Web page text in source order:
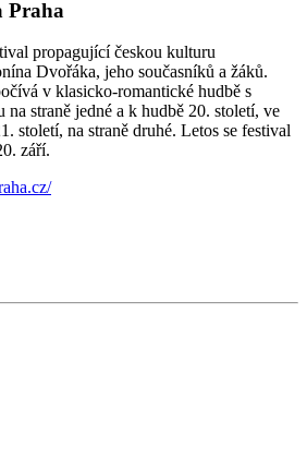
Praha
propagující českou kulturu
Dvořáka, jeho současníků a žáků.
v klasicko-romantické hudbě s
straně jedné a k hudbě 20. století, ve
století, na straně druhé. Letos se festival
září.